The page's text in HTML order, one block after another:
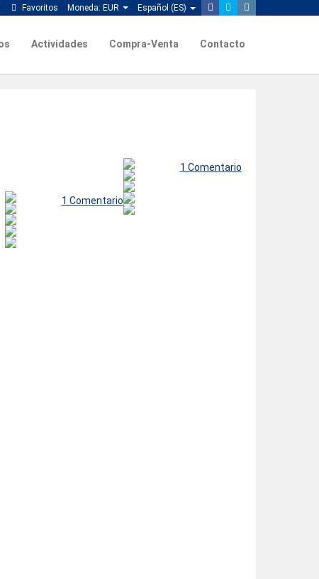
Español (ES)
Moneda: EUR
Favoritos
Actividades Compra-Venta Contacto
1 Comentario
1 Comentario